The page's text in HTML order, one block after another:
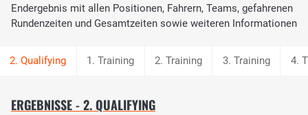
Endergebnis mit allen Positionen, Fahrern, Teams, gefahrenen
Rundenzeiten und Gesamtzeiten sowie weiteren Informationen
1. Training 2. Training 3. Training 4.
ERGEBNISSE - 2. QUALIFYING